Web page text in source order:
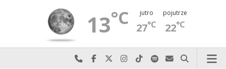
13°C jutro
27°C
pojutrze
22°C
Najlepiej po prostu do nas zadzwoń
Odwiedź nas na Facebook-u
Odwiedź nas na X
Odwiedź nas na Instagram-ie
Odwiedź nas na TikTok-u
Szukaj nas na Spotify
Wyślij do nas
Szukaj